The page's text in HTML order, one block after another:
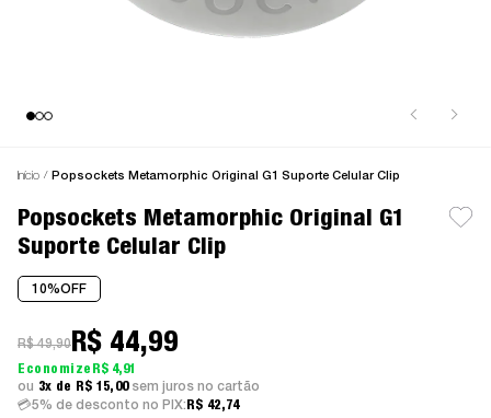
Início Popsockets Metamorphic Original G1 Suporte Celular Clip
Popsockets Metamorphic Original G1
Suporte Celular Clip
10%OFF
5% de desconto no PIX: R$ 42,74
R$ 49,90R$ 44,99
R$ 4,91
3x
R$ 15,00 sem juros